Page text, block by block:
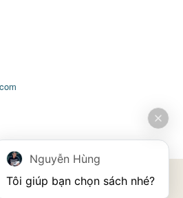
Nguyễn Hùng
Tôi giúp bạn chọn sách nhé?